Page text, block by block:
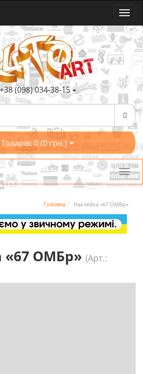
(098) 034-38-15
Товарів: 0 (0 грн.)
Головна Наклейка «67 ОМБр»
«67 ОМБр» (Арт.: